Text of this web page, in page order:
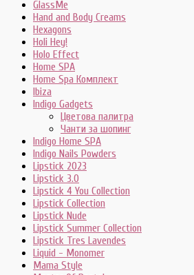
GlassMe
Hand and Body Creams
Hexagons
Holi Hey!
Holo Effect
Home SPA
Home Spa Комплект
Ibiza
Indigo Gadgets
Цветова палитра
Чанти за шопинг
Indigo Home SPA
Indigo Nails Powders
Lipstick 2023
Lipstick 3.0
Lipstick 4 You Collection
Lipstick Collection
Lipstick Nude
Lipstick Summer Collection
Lipstick Tres Lavendes
Liquid - Monomer
Mama Style